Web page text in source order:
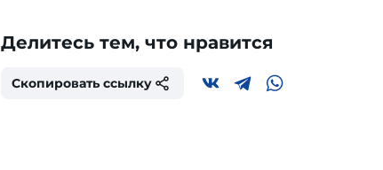
Делитесь тем, что нравится
Скопировать ссылку